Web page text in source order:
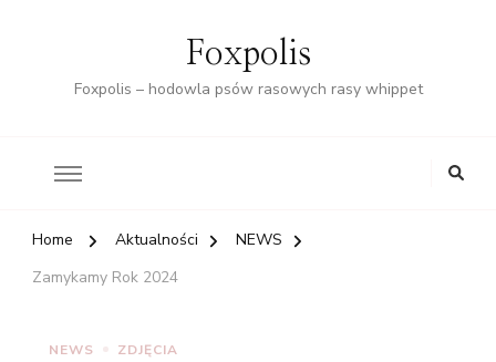
Foxpolis
Foxpolis – hodowla psów rasowych rasy whippet
Home Aktualności
NEWS
Zamykamy Rok 2024
NEWS ZDJĘCIA